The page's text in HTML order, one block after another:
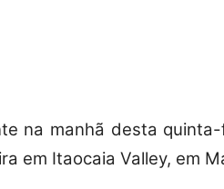
na manhã desta
em Itaocaia Valley, em